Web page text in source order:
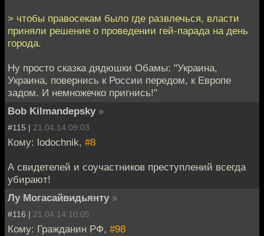
> чтобы правосекам было где развлечься, власти
приняли решение о проведении гей-парада на день
города.
Ну просто сказка дядюшки Обамы: "Украина,
Украина, повернись к России передом, к Европе
задом. И немножечко пригнись!"
Bob Kilmandepsky »
#115 | 21.04.14 09:03
Кому: lodochnik, #8
А свидетелей и соучастников преступлений всегда
убирают!
Лу Могасайвидьянту »
#116 | 21.04.14 10:05
Кому: Гражданин РФ, #98